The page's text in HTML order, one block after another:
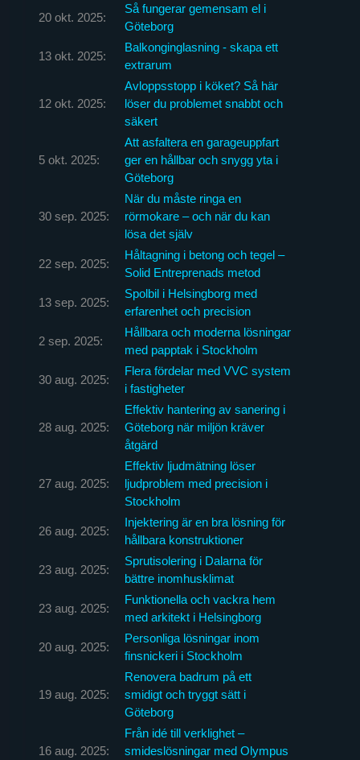
20 okt. 2025:
Så fungerar gemensam el i
Göteborg
13 okt. 2025:
Balkonginglasning - skapa ett
extrarum
12 okt. 2025:
Avloppsstopp i köket? Så här
löser du problemet snabbt och
säkert
5 okt. 2025:
Att asfaltera en garageuppfart
ger en hållbar och snygg yta i
Göteborg
30 sep. 2025:
När du måste ringa en
rörmokare – och när du kan
lösa det själv
22 sep. 2025:
Håltagning i betong och tegel –
Solid Entreprenads metod
13 sep. 2025:
Spolbil i Helsingborg med
erfarenhet och precision
2 sep. 2025:
Hållbara och moderna lösningar
med papptak i Stockholm
30 aug. 2025:
Flera fördelar med VVC system
i fastigheter
28 aug. 2025:
Effektiv hantering av sanering i
Göteborg när miljön kräver
åtgärd
27 aug. 2025:
Effektiv ljudmätning löser
ljudproblem med precision i
Stockholm
26 aug. 2025:
Injektering är en bra lösning för
hållbara konstruktioner
23 aug. 2025:
Sprutisolering i Dalarna för
bättre inomhusklimat
23 aug. 2025:
Funktionella och vackra hem
med arkitekt i Helsingborg
20 aug. 2025:
Personliga lösningar inom
finsnickeri i Stockholm
19 aug. 2025:
Renovera badrum på ett
smidigt och tryggt sätt i
Göteborg
16 aug. 2025:
Från idé till verklighet –
smideslösningar med Olympus